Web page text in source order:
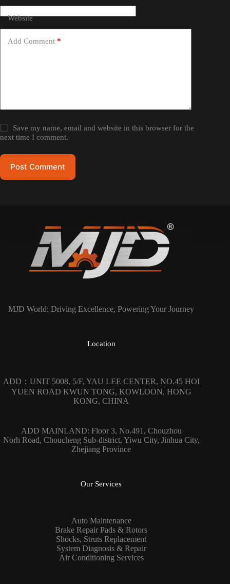
Website
Add Comment *
Save my name, email and website in this browser for the
next time I comment.
Post Comment
MJD World: Driving Excellence, Powering Your Journey
Location
ADD：UNIT 5008, 5/F, YAU LEE CENTER, NO.45 HOI
YUEN ROAD KWUN TONG, KOWLOON, HONG
KONG, CHINA
ADD MAINLAND: Floor 3, No.491, Chouzhou
Norh Road, Choucheng Sub-district, Yiwu City, Jinhua City,
Zhejiang Province
Our Services
Auto Maintenance
Brake Repair Pads & Rotors
Shocks, Struts Replacement
System Diagnosis & Repair​​
Air Conditioning Services